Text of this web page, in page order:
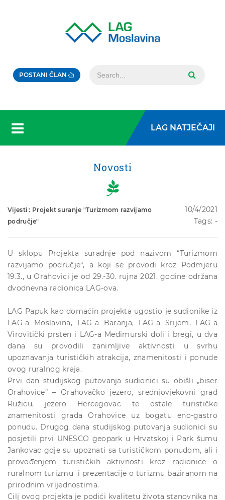
POSTANI ČLAN
LAG NATJEČAJI
Novosti
Vijesti : Projekt suranje "Turizmom razvijamo
područje"
10/4/2021
Tags: -
U sklopu Projekta suradnje pod nazivom “Turizmom
razvijamo područje“, a koji se provodi kroz Podmjeru
19.3., u Orahovici je od 29.-30. rujna 2021. godine održana
dvodnevna radionica LAG-ova.
LAG Papuk kao domaćin projekta ugostio je sudionike iz
LAG-a Moslavina, LAG-a Baranja, LAG-a Srijem, LAG-a
Virovitički prsten i LAG-a Međimurski doli i bregi, u dva
dana su provodili zanimljive aktivnosti u svrhu
upoznavanja turističkih atrakcija, znamenitosti i ponude
ovog ruralnog kraja.
Prvi dan studijskog putovanja sudionici su obišli „biser
Orahovice“ – Orahovačko jezero, srednjovjekovni grad
Ružicu, jezero Hercegovac te ostale turističke
znamenitosti grada Orahovice uz bogatu eno-gastro
ponudu. Drugog dana studijskog putovanja sudionici su
posjetili prvi UNESCO geopark u Hrvatskoj i Park šumu
Jankovac gdje su upoznati sa turističkom ponudom, ali i
provođenjem turističkih aktivnosti kroz radionice o
ruralnom turizmu i prezentacije o turizmu baziranom na
prirodnim vrijednostima.
Cilj ovog projekta je podići kvalitetu života stanovnika na